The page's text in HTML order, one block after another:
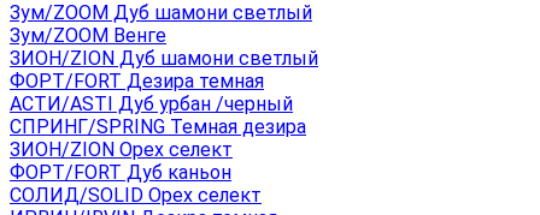
Зум/ZOOM Дуб шамони светлый
Зум/ZOOM Венге
ЗИОН/ZION Дуб шамони светлый
ФОРТ/FORT Дезира темная
АСТИ/ASTI Дуб урбан /черный
СПРИНГ/SPRING Темная дезира
ЗИОН/ZION Орех селект
ФОРТ/FORT Дуб каньон
СОЛИД/SOLID Орех селект